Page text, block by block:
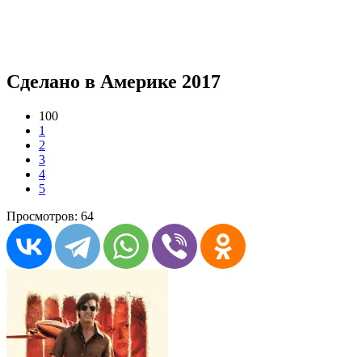
Сделано в Америке 2017
100
1
2
3
4
5
Просмотров: 64